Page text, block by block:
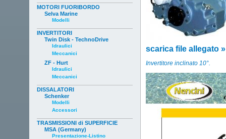
MOTORI FUORIBORDO
Selva Marine
Modelli
INVERTITORI
Twin Disk - TechnoDrive
Idraulici
Meccanici
ZF - Hurt
Idraulici
Meccanici
DISSALATORI
Schenker
Modelli
Accessori
TRASMISSIONI di SUPERFICIE
MSA (Germany)
Presentazione-Listino
scarica file allegato »
Invertitore inclinato 10°.